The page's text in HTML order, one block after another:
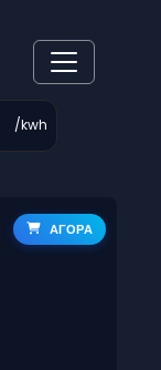
/kwh
ΑΓΟΡΑ